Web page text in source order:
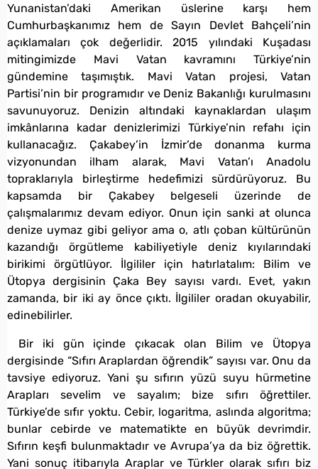
Yunanistan’daki Amerikan üslerine karşı hem
Cumhurbaşkanımız hem de Sayın Devlet Bahçeli’nin
açıklamaları çok değerlidir. 2015 yılındaki Kuşadası
mitingimizde Mavi Vatan kavramını Türkiye’nin
gündemine taşımıştık. Mavi Vatan projesi, Vatan
Partisi’nin bir programıdır ve Deniz Bakanlığı kurulmasını
savunuyoruz. Denizin altındaki kaynaklardan ulaşım
imkânlarına kadar denizlerimizi Türkiye’nin refahı için
kullanacağız. Çakabey’in İzmir’de donanma kurma
vizyonundan ilham alarak, Mavi Vatan’ı Anadolu
topraklarıyla birleştirme hedefimizi sürdürüyoruz. Bu
kapsamda bir Çakabey belgeseli üzerinde de
çalışmalarımız devam ediyor. Onun için sanki at olunca
denize uymaz gibi geliyor ama o, atlı çoban kültürünün
kazandığı örgütleme kabiliyetiyle deniz kıyılarındaki
birikimi örgütlüyor. İlgililer için hatırlatalım: Bilim ve
Ütopya dergisinin Çaka Bey sayısı vardı. Evet, yakın
zamanda, bir iki ay önce çıktı. İlgililer oradan okuyabilir,
edinebilirler.
Bir iki gün içinde çıkacak olan Bilim ve Ütopya
dergisinde “Sıfırı Araplardan öğrendik” sayısı var. Onu da
tavsiye ediyoruz. Yani şu sıfırın yüzü suyu hürmetine
Arapları sevelim ve sayalım; bize sıfırı öğrettiler.
Türkiye’de sıfır yoktu. Cebir, logaritma, aslında algoritma;
bunlar cebirde ve matematikte en büyük devrimdir.
Sıfırın keşfi bulunmaktadır ve Avrupa’ya da biz öğrettik.
Yani sonuç itibarıyla Araplar ve Türkler olarak sıfırı biz